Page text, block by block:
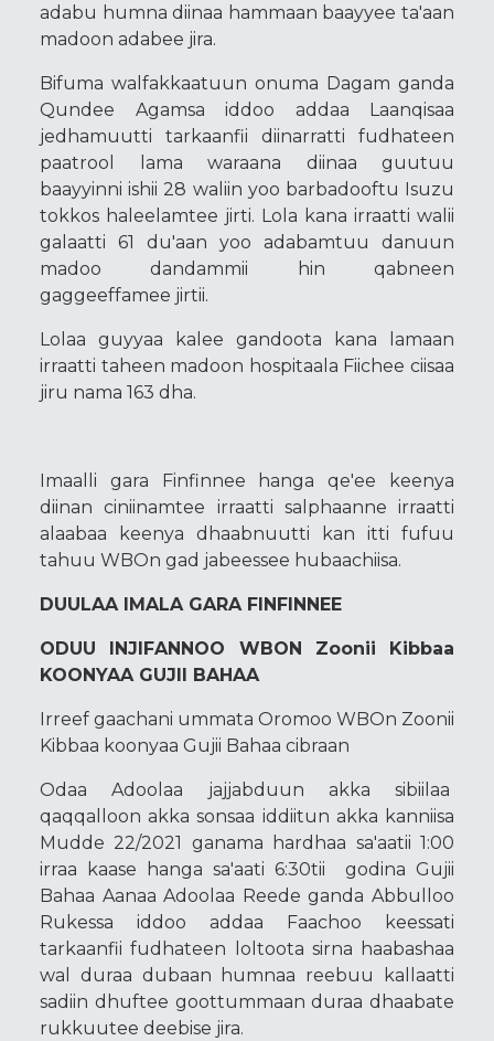
adabu humna diinaa hammaan baayyee ta'aan
madoon adabee jira.
Bifuma walfakkaatuun onuma Dagam ganda
Qundee Agamsa iddoo addaa Laanqisaa
jedhamuutti tarkaanfii diinarratti fudhateen
paatrool lama waraana diinaa guutuu
baayyinni ishii 28 waliin yoo barbadooftu Isuzu
tokkos haleelamtee jirti. Lola kana irraatti walii
galaatti 61 du'aan yoo adabamtuu danuun
madoo dandammii hin qabneen
gaggeeffamee jirtii.
Lolaa guyyaa kalee gandoota kana lamaan
irraatti taheen madoon hospitaala Fiichee ciisaa
jiru nama 163 dha.
Imaalli gara Finfinnee hanga qe'ee keenya
diinan ciniinamtee irraatti salphaanne irraatti
alaabaa keenya dhaabnuutti kan itti fufuu
tahuu WBOn gad jabeessee hubaachiisa.
DUULAA IMALA GARA FINFINNEE
ODUU INJIFANNOO WBON Zoonii Kibbaa
KOONYAA GUJII BAHAA
Irreef gaachani ummata Oromoo WBOn Zoonii
Kibbaa koonyaa Gujii Bahaa cibraan
Odaa Adoolaa jajjabduun akka sibiilaa
qaqqalloon akka sonsaa iddiitun akka kanniisa
Mudde 22/2021 ganama hardhaa sa'aatii 1:00
irraa kaase hanga sa'aati 6:30tii godina Gujii
Bahaa Aanaa Adoolaa Reede ganda Abbulloo
Rukessa iddoo addaa Faachoo keessati
tarkaanfii fudhateen loltoota sirna haabashaa
wal duraa dubaan humnaa reebuu kallaatti
sadiin dhuftee goottummaan duraa dhaabate
rukkuutee deebise jira.